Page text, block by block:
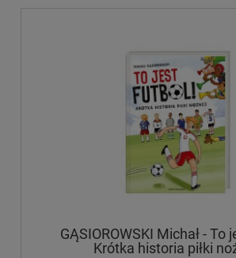
GĄSIOROWSKI Michał - To
Krótka historia piłki